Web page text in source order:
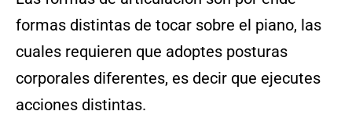
formas distintas de tocar sobre el piano, las
cuales requieren que adoptes posturas
corporales diferentes, es decir que ejecutes
acciones distintas.